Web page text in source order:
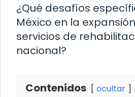
¿Qué desafíos
México en la
servicios de
nacional?
Contenidos ocultar